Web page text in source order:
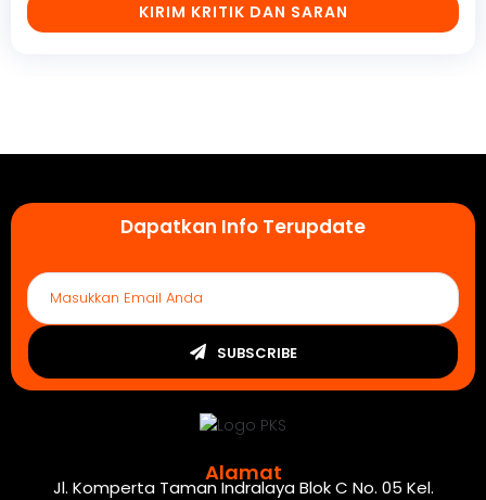
KIRIM KRITIK DAN SARAN
Dapatkan Info Terupdate
SUBSCRIBE
Alamat
Jl. Komperta Taman Indralaya Blok C No. 05 Kel.